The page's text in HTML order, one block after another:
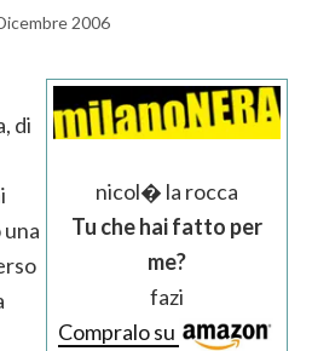
2006
nicol� la rocca
Tu che hai fatto per
me?
fazi
Compralo su
di